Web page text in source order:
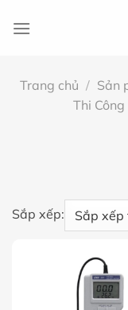
đến
Trang chủ / Sản
Thi Công
Sắp xếp: